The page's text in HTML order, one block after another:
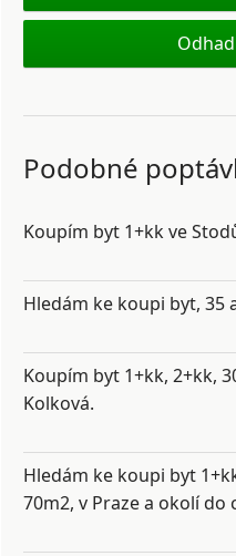
Podobné
Koupím byt 1+kk ve
Hledám ke koupi byt, 35
Koupím byt 1+kk, 2+kk,
Kolková.
Hledám ke koupi byt
70m2, v Praze a okolí do